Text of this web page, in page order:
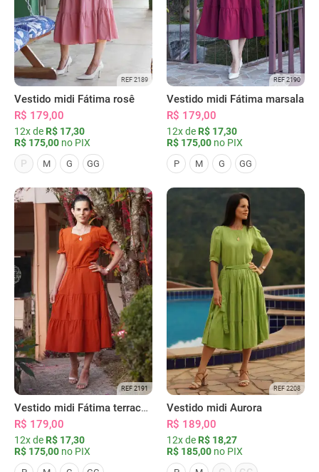
REF 2189
Vestido midi Fátima rosê
R$ 179,00
12x de R$ 17,30
R$ 175,00 no PIX
P
M G GG
REF 2190
Vestido midi Fátima marsala
R$ 179,00
12x de R$ 17,30
R$ 175,00 no PIX
P M G GG
REF 2191
Vestido midi Fátima terracota
R$ 179,00
12x de R$ 17,30
R$ 175,00 no PIX
REF 2208
Vestido midi Aurora
R$ 189,00
12x de R$ 18,27
R$ 185,00 no PIX